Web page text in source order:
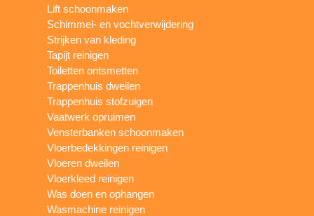
Lift schoonmaken
Schimmel- en vochtverwijdering
Strijken van kleding
Tapijt reinigen
Toiletten ontsmetten
Trappenhuis dweilen
Trappenhuis stofzuigen
Vaatwerk opruimen
Vensterbanken schoonmaken
Vloerbedekkingen reinigen
Vloeren dweilen
Vloerkleed reinigen
Was doen en ophangen
Wasmachine reinigen